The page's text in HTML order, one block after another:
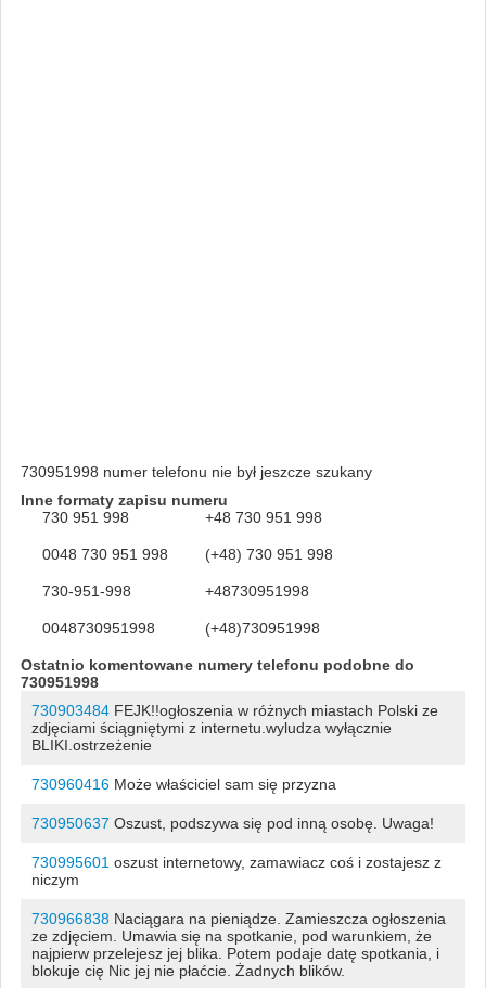
730951998 numer telefonu nie był jeszcze szukany
Inne formaty zapisu numeru
730 951 998
+48 730 951 998
0048 730 951 998 (+48) 730 951 998
730-951-998 +48730951998
0048730951998 (+48)730951998
Ostatnio komentowane numery telefonu podobne do
730951998
730903484FEJK!!ogłoszenia w różnych miastach Polski ze
zdjęciami ściągniętymi z internetu.wyludza wyłącznie
BLIKI.ostrzeżenie
730960416Może właściciel sam się przyzna
730950637 Oszust, podszywa się pod inną osobę. Uwaga!
730995601 oszust internetowy, zamawiacz coś i zostajesz z
niczym
730966838Naciągara na pieniądze. Zamieszcza ogłoszenia
ze zdjęciem. Umawia się na spotkanie, pod warunkiem, że
najpierw przelejesz jej blika. Potem podaje datę spotkania, i
blokuje cię Nic jej nie płaćcie. Żadnych blików.